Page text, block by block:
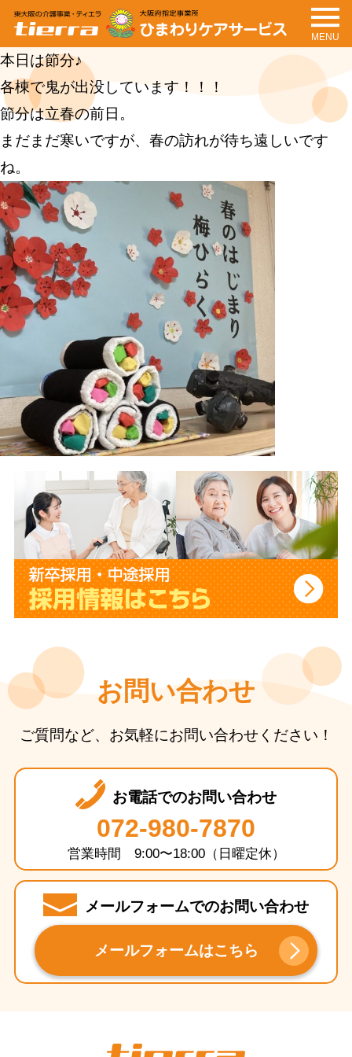
tierra
ひまわりケアサービ
MENU
本日は節分♪
各棟で鬼が出没しています！！！
節分は立春の前日。
まだまだ寒いですが、春の訪れが待ち遠しいです
ね。
お問い合わせ
ご質問など、お気軽にお問い合わせください！
お電話でのお問い合わせ
072-980-7870
営業時間 9:00〜18:00（日曜定休）
メールフォームでのお問い合わせ
メールフォームはこちら